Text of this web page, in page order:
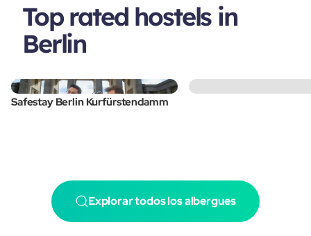
Top rated hostels in
Berlin
Safestay Berlin Kurfürstendamm
Explorar todos los albergues